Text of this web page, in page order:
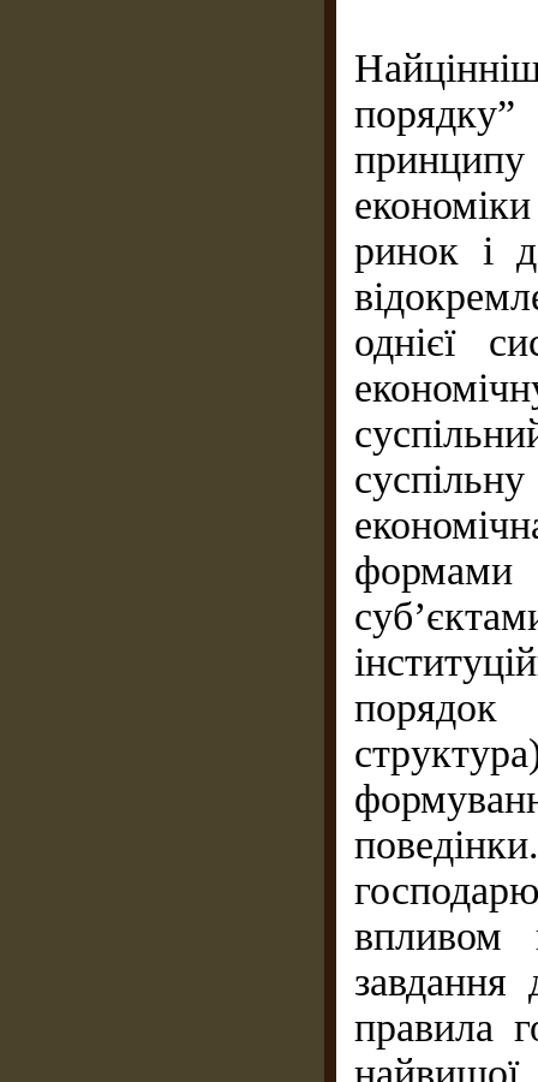
ринок і
однієї
порядок
впливом
завдання
правила